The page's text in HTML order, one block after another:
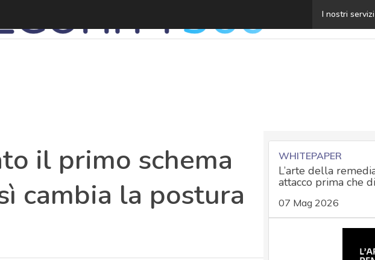
I nostri servizi
Prodotti ICT,
il primo schema
cambia la postura
WHITEPAPER
L’arte della
attacco prima che
07 Mag 2026